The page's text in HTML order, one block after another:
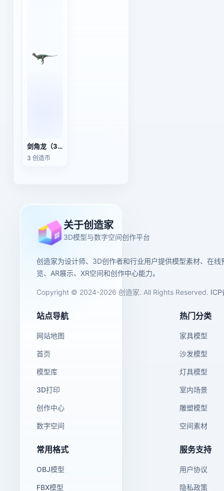
剑角龙（3D动画模型）
3 创造币
关于创造家
3D模型与数字空间创作平台
创造家为设计师、3D创作者和行业用户提供模型素材、在线
览、AR展示、XR空间和创作中心能力。
Copyright © 2024-2026 创造家. All Rights Reserved. ICP
站点导航
网站地图
首页
模型库
3D打印
创作中心
数字空间
热门分类
家具模型
沙发模型
灯具模型
室内场景
雕塑模型
空间素材
常用格式
OBJ模型
FBX模型
服务支持
用户协议
隐私政策